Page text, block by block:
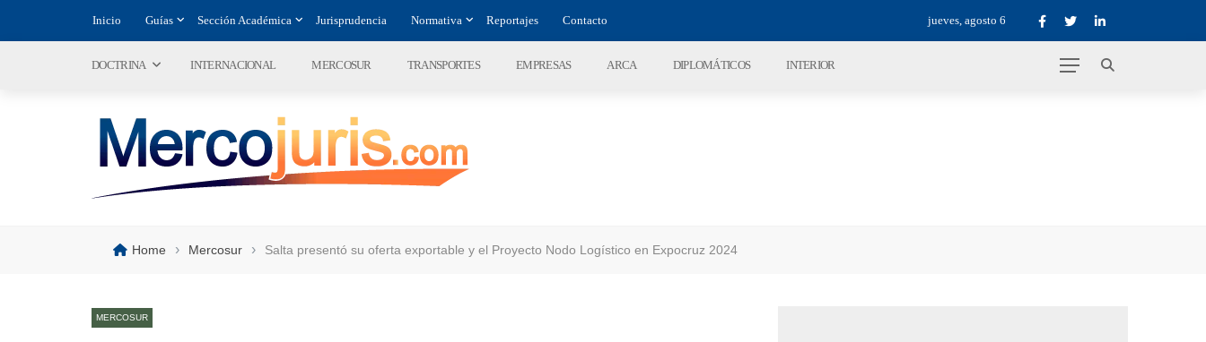
Inicio Guías Sección Académica Jurisprudencia Normativa Reportajes Contacto jueves, agosto 6
DOCTRINA INTERNACIONAL MERCOSUR TRANSPORTES EMPRESAS ARCA DIPLOMÁTICOS INTERIOR
Home › Mercosur › Salta presentó su oferta exportable y el Proyecto Nodo Logístico en Expocruz 2024
MERCOSUR